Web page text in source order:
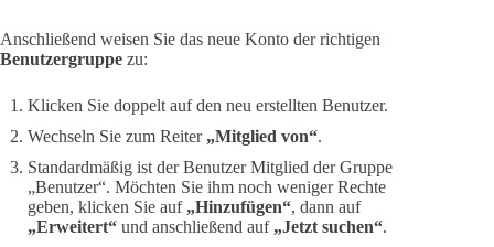
Anschließend weisen Sie das neue Konto der richtigen
Benutzergruppe zu:
Klicken Sie doppelt auf den neu erstellten Benutzer.
Wechseln Sie zum Reiter „Mitglied von“.
Standardmäßig ist der Benutzer Mitglied der Gruppe
„Benutzer“. Möchten Sie ihm noch weniger Rechte
geben, klicken Sie auf „Hinzufügen“, dann auf
„Erweitert“ und anschließend auf „Jetzt suchen“.